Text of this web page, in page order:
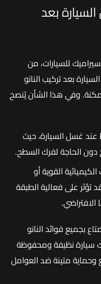
بعد
للسيارات، من
بعد تركيب النانو
وفي هذا الشأن يُنصح
غسل السيارة، حيث
دون الحاجة لفرك السطح.
القوية أو
تؤثر على فعالية الطبقة
بجميع فوائد النانو
سيارة نظيفة ومحفوظة
متينة ضد العوامل